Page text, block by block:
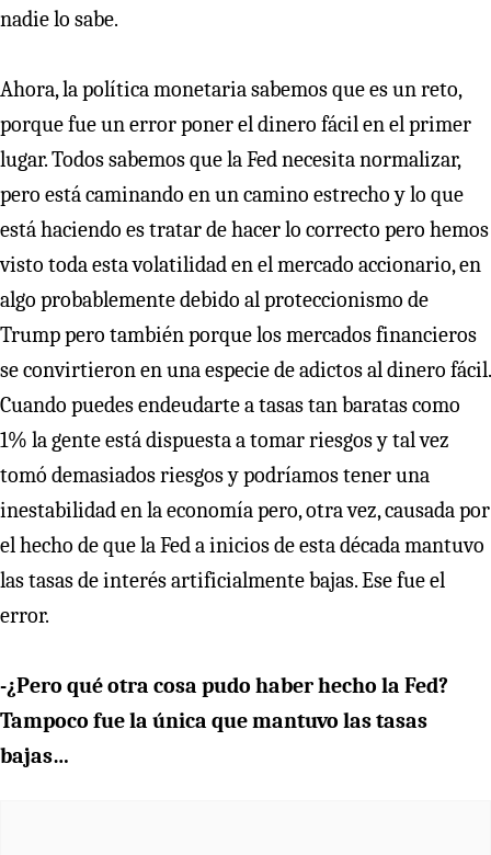
nadie lo sabe.
Ahora, la política monetaria sabemos que es un reto,
porque fue un error poner el dinero fácil en el primer
lugar. Todos sabemos que la Fed necesita normalizar,
pero está caminando en un camino estrecho y lo que
está haciendo es tratar de hacer lo correcto pero hemos
visto toda esta volatilidad en el mercado accionario, en
algo probablemente debido al proteccionismo de
Trump pero también porque los mercados financieros
se convirtieron en una especie de adictos al dinero fácil.
Cuando puedes endeudarte a tasas tan baratas como
1% la gente está dispuesta a tomar riesgos y tal vez
tomó demasiados riesgos y podríamos tener una
inestabilidad en la economía pero, otra vez, causada por
el hecho de que la Fed a inicios de esta década mantuvo
las tasas de interés artificialmente bajas. Ese fue el
error.
-¿Pero qué otra cosa pudo haber hecho la Fed?
Tampoco fue la única que mantuvo las tasas
bajas…